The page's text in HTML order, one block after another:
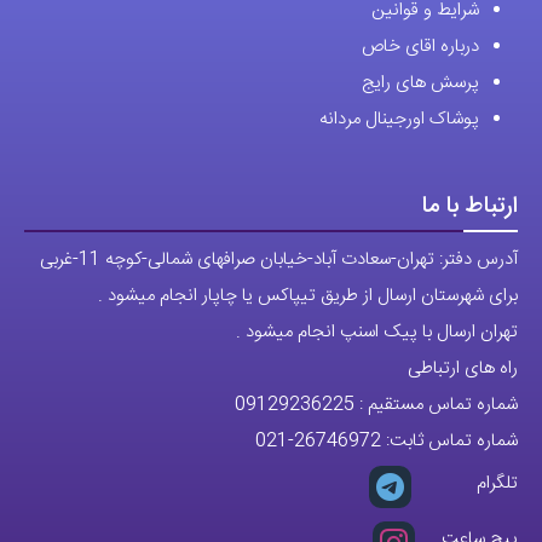
شرایط و قوانین
درباره اقای خاص
پرسش های رایج
پوشاک اورجینال مردانه
ارتباط با ما
آدرس دفتر: تهران-سعادت آباد-خیابان صرافهای شمالی-کوچه 11-غربی
برای شهرستان ارسال از طریق تیپاکس یا چاپار انجام میشود .
تهران ارسال با پیک اسنپ انجام میشود .
راه های ارتباطی
شماره تماس مستقیم : 09129236225
شماره تماس ثابت: 26746972
-021
تلگرام